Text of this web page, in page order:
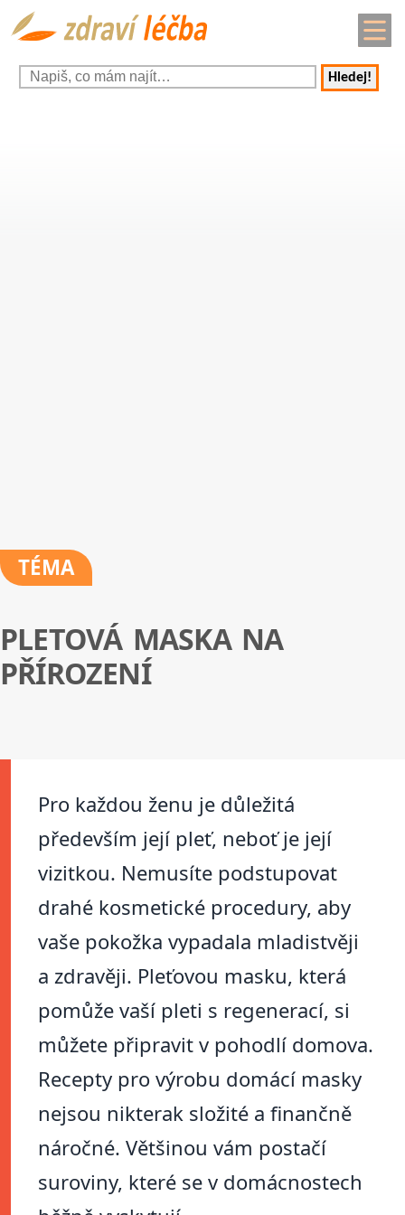
Hledej!
TÉMA
PLETOVÁ MASKA NA
PŘÍROZENÍ
Pro každou ženu je důležitá
především její pleť, neboť je její
vizitkou. Nemusíte podstupovat
drahé kosmetické procedury, aby
vaše pokožka vypadala mladistvěji
a zdravěji. Pleťovou masku, která
pomůže vaší pleti s regenerací, si
můžete připravit v pohodlí domova.
Recepty pro výrobu domácí masky
nejsou nikterak složité a finančně
náročné. Většinou vám postačí
suroviny, které se v domácnostech